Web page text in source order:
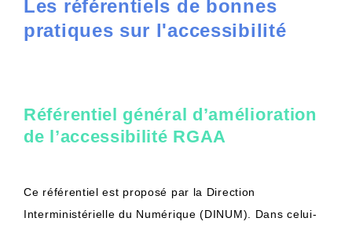
Les référentiels de bonnes
pratiques sur l'accessibilité
Référentiel général d’amélioration
de l’accessibilité RGAA
Ce référentiel est proposé par la Direction
Interministérielle du Numérique (DINUM). Dans celui-